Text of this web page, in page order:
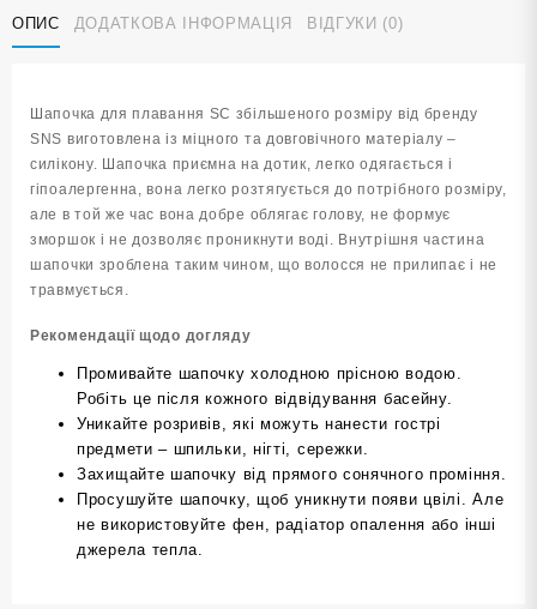
футлярі
SNS
ОПИС ДОДАТКОВА ІНФОРМАЦІЯ ВІДГУКИ (0)
Шапочка для плавання SC збільшеного розміру від бренду
SNS виготовлена із міцного та довговічного матеріалу –
силікону. Шапочка приємна на дотик, легко одягається і
гіпоалергенна, вона легко розтягується до потрібного розміру,
але в той же час вона добре облягає голову, не формує
зморшок і не дозволяє проникнути воді. Внутрішня частина
шапочки зроблена таким чином, що волосся не прилипає і не
травмується.
Рекомендації щодо догляду
Промивайте шапочку холодною прісною водою.
Робіть це після кожного відвідування басейну.
Уникайте розривів, які можуть нанести гострі
предмети – шпильки, нігті, сережки.
Захищайте шапочку від прямого сонячного проміння.
Просушуйте шапочку, щоб уникнути появи цвілі. Але
не використовуйте фен, радіатор опалення або інші
джерела тепла.